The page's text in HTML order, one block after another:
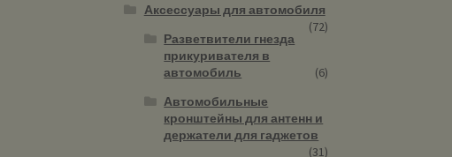
Аксессуары для автомобиля
(72)
Разветвители гнезда
прикуривателя в
автомобиль
(6)
Автомобильные
кронштейны для антенн и
держатели для гаджетов
(31)